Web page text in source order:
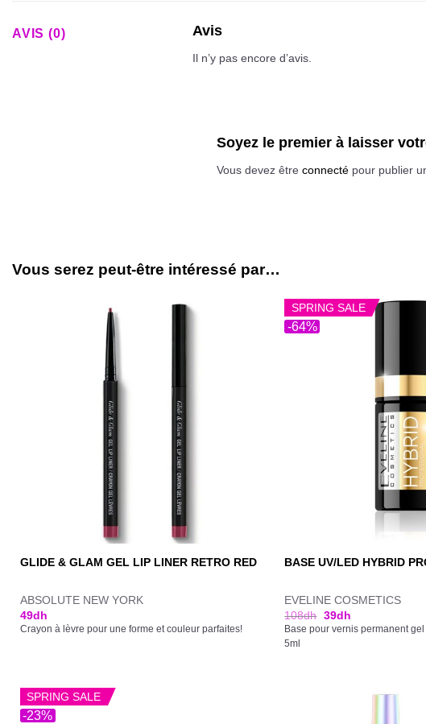
AVIS (0) Avis
Il n’y pas encore d’avis.
Soyez le premier à laisser
Vous devez être connecté pour publier
Vous serez peut-être intéressé par…
GLIDE & GLAM GEL LIP LINER RETRO RED
ABSOLUTE NEW YORK
49dh
Crayon à lèvre pour une forme et couleur parfaites!
-64%
SPRING SALE
BASE UV/LED HYBRID
EVELINE COSMETICS
108dh 39dh
Base pour vernis permanent
5ml
-23%
SPRING SALE